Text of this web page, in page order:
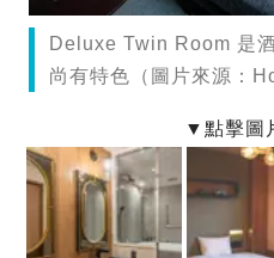
Deluxe Twin Room 是
尚有特色（圖片來源：